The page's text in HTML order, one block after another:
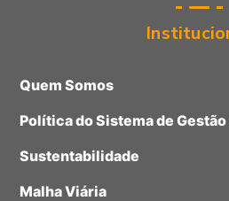
Quem Somos
Política do Sistema de
Sustentabilidade
Malha Viária